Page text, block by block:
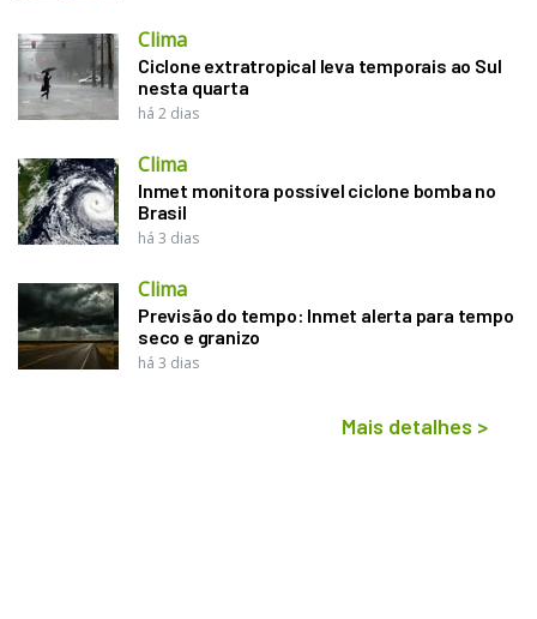
Clima
Ciclone extratropical leva temporais ao Sul
nesta quarta
há 2 dias
Clima
Inmet monitora possível ciclone bomba no
Brasil
há 3 dias
Clima
Previsão do tempo: Inmet alerta para tempo
seco e granizo
há 3 dias
Mais detalhes >